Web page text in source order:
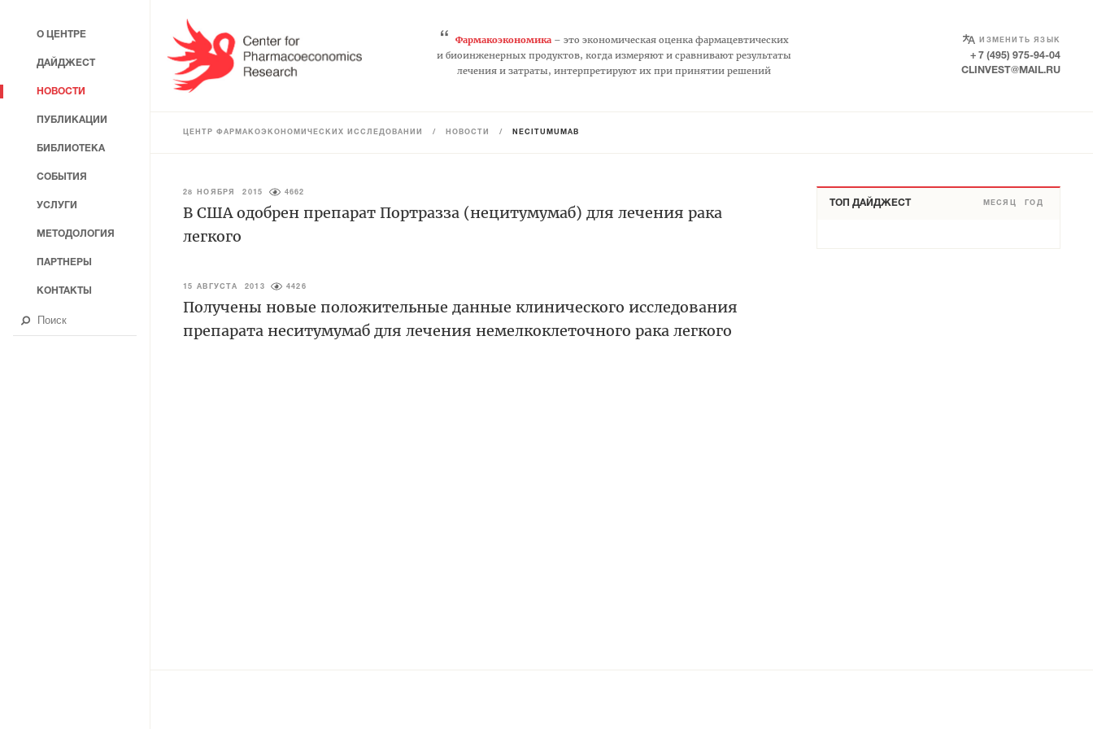
“ Фармакоэкономика– это экономическая оценка фармацевтических
и биоинженерных продуктов, когда измеряют и сравнивают результаты
лечения и затраты, интерпретируют их при принятии решений
ИЗМЕНИТЬ ЯЗЫК
SELECT LANGUAGE
+ 7 (495) 975-94-04
CLINVEST@MAIL.RU
ЦЕНТР ФАРМАКОЭКОНОМИЧЕСКИХ ИССЛЕДОВАНИЙ / НОВОСТИ / NECITUMUMAB
28 НОЯБРЯ 2015 4662
В США одобрен препарат Портразза (нецитумумаб) для лечения рака
легкого
15 АВГУСТА 2013 4426
Получены новые положительные данные клинического исследования
препарата неситумумаб для лечения немелкоклеточного рака легкого
ТОП ДАЙДЖЕСТ МЕСЯЦ ГОД
О ЦЕНТРЕ
ДАЙДЖЕСТ
НОВОСТИ
ПУБЛИКАЦИИ
БИБЛИОТЕКА
СОБЫТИЯ
УСЛУГИ
МЕТОДОЛОГИЯ
ПАРТНЕРЫ
КОНТАКТЫ